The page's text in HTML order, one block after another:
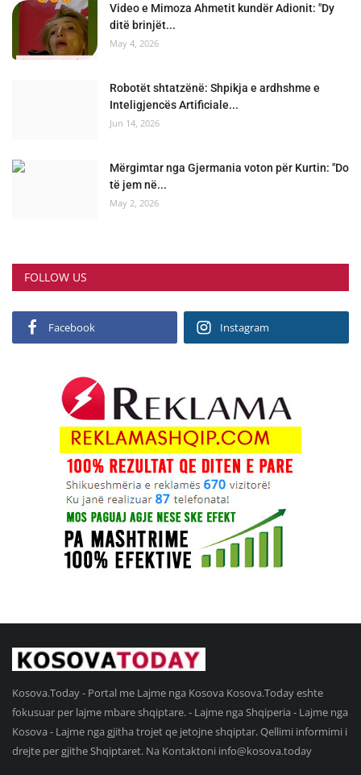
Video e Mimoza Ahmetit kundër Adionit: "Dy
ditë brinjët...
May 4, 2026
Robotët shtatzënë: Shpikja e ardhshme e
Inteligjencës Artificiale...
Jun 14, 2026
Mërgimtar nga Gjermania voton për Kurtin: "Do
të jem në...
May 2, 2026
FOLLOW US
Facebook Instagram
Kosova.Today - Portal me Lajme nga Kosova Kosova.Today eshte
fokusuar per lajme mbare shqiptare. - Lajme nga Shqiperia - Lajme nga
Kosova - Lajme nga gjitha trojet qe jetojne shqiptar. Qellimi informimi i
drejte per gjithe Shqiptaret. Na Kontaktoni info@kosova.today